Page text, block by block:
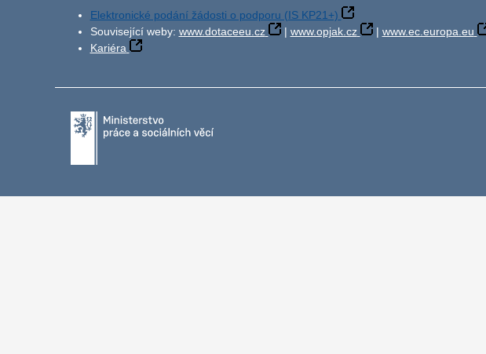
Elektronické podání žádosti o podporu (IS KP21+)
Související weby: www.dotaceeu.cz | www.opjak.cz | www.ec.europa.eu
Kariéra